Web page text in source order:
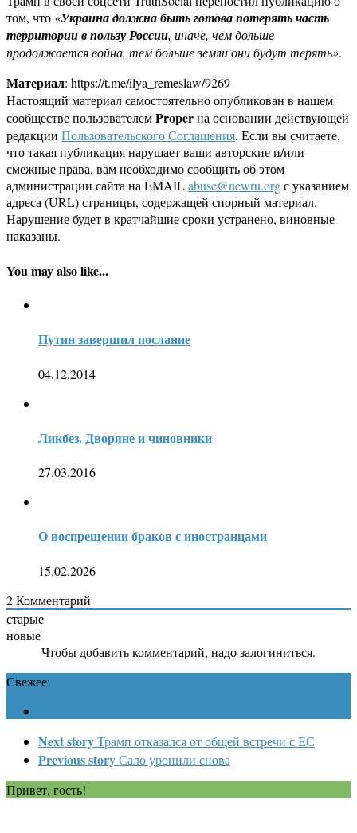
том, что «Украина должна быть готова потерять часть
территории в пользу России, иначе, чем дольше
продолжается война, тем больше земли они будут терять».
Материал: https://t.me/ilya_remeslaw/9269
Настоящий материал самостоятельно опубликован в нашем
сообществе пользователемProperна основании действующей
редакции Пользовательского Соглашения. Если вы считаете,
что такая публикация нарушает ваши авторские и/или
смежные права, вам необходимо сообщить об этом
администрации сайта на EMAILabuse@newru.orgс указанием
адреса (URL) страницы, содержащей спорный материал.
Нарушение будет в кратчайшие сроки устранено, виновные
наказаны.
You may also like...
Путин завершил послание
04.12.2014
Ликбез. Дворяне и чиновники
27.03.2016
О воспрещении браков с иностранцами
15.02.2026
2Комментарий
старые
новые
Чтобы добавить комментарий, надо залогиниться.
Свежее:
Next storyТрамп отказался от общей встречи с ЕС
Previous storyСало уронили снова
Привет, гость!